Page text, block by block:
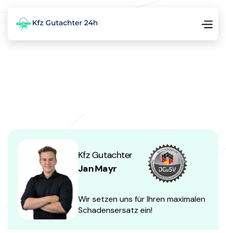
Kfz Gutachter
Jan Mayr
Wir setzen uns für Ihren maximalen
Schadensersatz ein!